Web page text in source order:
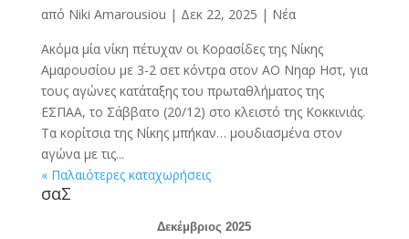
από Niki Amarousiou | Δεκ 22, 2025 | Νέα
Ακόμα μία νίκη πέτυχαν οι Κορασίδες της Νίκης
Αμαρουσίου με 3-2 σετ κόντρα στον ΑΟ Νηαρ Ηστ, για
τους αγώνες κατάταξης του πρωταθλήματος της
ΕΣΠΑΑ, το Σάββατο (20/12) στο κλειστό της Κοκκινιάς.
Τα κορίτσια της Νίκης μπήκαν… μουδιασμένα στον
αγώνα με τις...
« Παλαιότερες καταχωρήσεις
σαΣ
Δεκέμβριος 2025